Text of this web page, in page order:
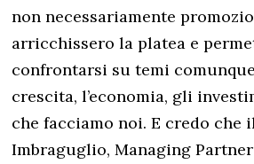
non necessariamente
arricchissero la platea e
confrontarsi su temi
crescita, l’economia, gli
che facciamo noi. E credo che
Imbraguglio, Managing